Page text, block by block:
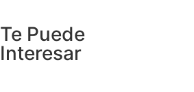
Te Puede
Interesar